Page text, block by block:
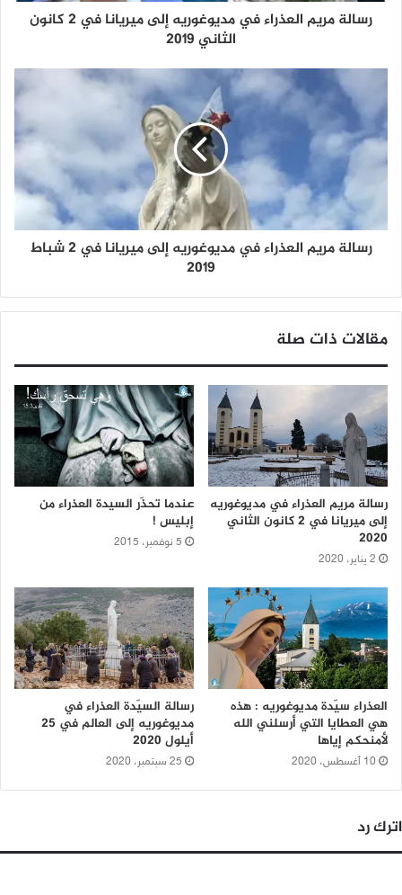
رسالة مريم العذراء في مديوغوريه إلى ميريانا في 2 كانون
الثاني 2019
رسالة مريم العذراء في مديوغوريه إلى ميريانا في 2 شباط
2019
مقالات ذات صلة
رسالة مريم العذراء في مديوغوريه
إلى ميريانا في 2 كانون الثاني
2020
2 يناير، 2020
عندما تحذّر السيدة العذراء من
إبليس !
5 نوفمبر، 2015
العذراء سيّدة مديوغوريه : هذه
هي العطايا التي أرسلني الله
لأمنحكم إياها
10 أغسطس، 2020
رسالة السيّدة العذراء في
مديوغوريه إلى العالم في 25
أيلول 2020
25 سبتمبر، 2020
اترك رد